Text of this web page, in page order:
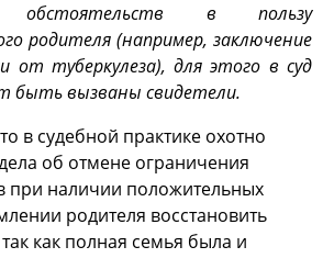
обстоятельств в пользу
родителя (например, заключение
от туберкулеза), для этого в суд
быть вызваны свидетели.
в судебной практике охотно
об отмене ограничения
при наличии положительных
родителя восстановить
как полная семья была и